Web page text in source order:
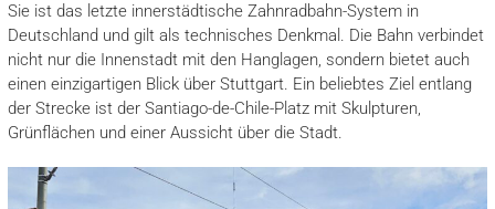
Sie ist das letzte innerstädtische Zahnradbahn-System in
Deutschland und gilt als technisches Denkmal. Die Bahn verbindet
nicht nur die Innenstadt mit den Hanglagen, sondern bietet auch
einen einzigartigen Blick über Stuttgart. Ein beliebtes Ziel entlang
der Strecke ist der Santiago-de-Chile-Platz mit Skulpturen,
Grünflächen und einer Aussicht über die Stadt.